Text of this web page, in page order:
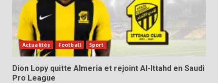
Actualités Football Sport
Dion Lopy quitte Almeria et rejoint Al-Ittahd en Saudi
Pro League